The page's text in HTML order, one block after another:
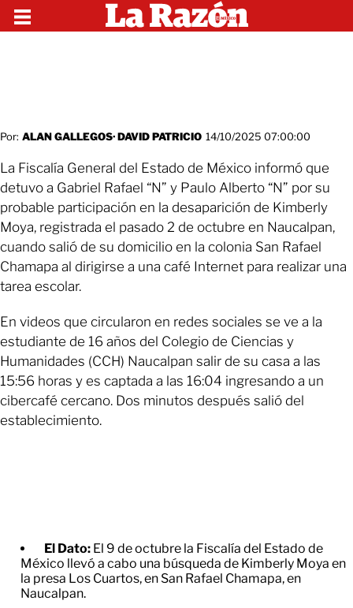
Por: ALAN GALLEGOS·DAVID PATRICIO 14/10/2025 07:00:00
La Fiscalía General del Estado de México informó que
detuvo a Gabriel Rafael “N” y Paulo Alberto “N” por su
probable participación en la desaparición de Kimberly
Moya, registrada el pasado 2 de octubre en Naucalpan,
cuando salió de su domicilio en la colonia San Rafael
Chamapa al dirigirse a una café Internet para realizar una
tarea escolar.
En videos que circularon en redes sociales se ve a la
estudiante de 16 años del Colegio de Ciencias y
Humanidades (CCH) Naucalpan salir de su casa a las
15:56 horas y es captada a las 16:04 ingresando a un
cibercafé cercano. Dos minutos después salió del
establecimiento.
El Dato: El 9 de octubre la Fiscalía del Estado de
México llevó a cabo una búsqueda de Kimberly Moya en
la presa Los Cuartos, en San Rafael Chamapa, en
Naucalpan.